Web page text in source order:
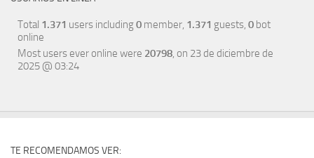
Total 1.371 users including0 member, 1.371 guests, 0 bot
online
Most users ever online were 20798, on 23 de diciembre de
2025 @ 03:24
TE RECOMENDAMOS VER: